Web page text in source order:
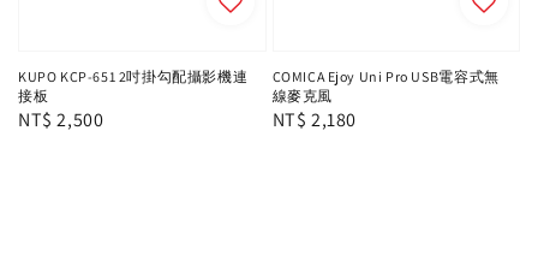
KUPO KCP-651 2吋掛勾配攝影機連
接板
Regular
NT$ 2,500
COMICA Ejoy Uni Pro USB電容式無
線麥克風
Regular
NT$ 2,180